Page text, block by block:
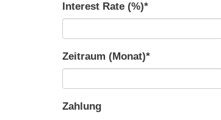
Interest Rate (%)*
Zeitraum (Monat)*
Zahlung